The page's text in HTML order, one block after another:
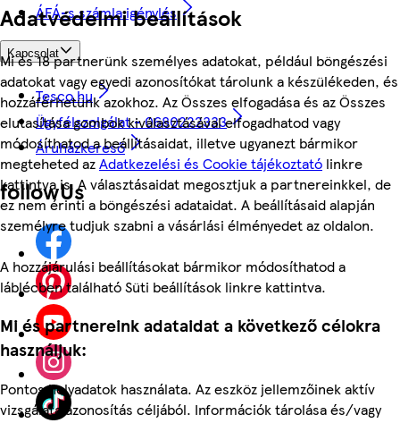
Adatvédelmi beállítások
Mi és 18 partnerünk személyes adatokat, például böngészési
adatokat vagy egyedi azonosítókat tárolunk a készülékeden, és
hozzáférhetünk azokhoz. Az Összes elfogadása és az Összes
elutasítása gombok kiválasztásával elfogadhatod vagy
módosíthatod a beállításaidat, illetve ugyanezt bármikor
megteheted azAdatkezelési és Cookie tájékoztató linkre
kattintva is. A választásaidat megosztjuk a partnereinkkel, de
ez nem érinti a böngészési adataidat. A beállításaid alapján
személyre tudjuk szabni a vásárlási élményedet az oldalon.
A hozzájárulási beállításokat bármikor módosíthatod a
láblécben található Süti beállítások linkre kattintva.
Mi és partnereink adataidat a következő célokra
használjuk:
Pontos helyadatok használata. Az eszköz jellemzőinek aktív
vizsgálata azonosítás céljából. Információk tárolása és/vagy
ÁFÁ-s számla igénylés
Kapcsolat
Tesco.hu
Ügyfélszolgálat - 0680222333
Áruházkereső
followUs